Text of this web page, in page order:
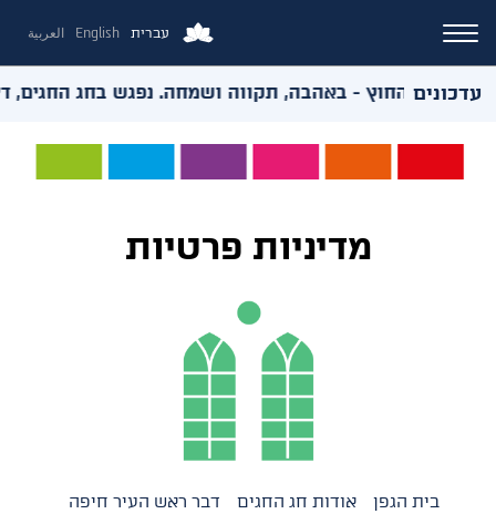
עברית English العربية
עדכונים
ואירועי החוץ - באהבה, תקווה ושמחה. נפגש בחג החגים,
מדיניות פרטיות
בית הגפן אודות חג החגים
דבר ראש העיר חיפה